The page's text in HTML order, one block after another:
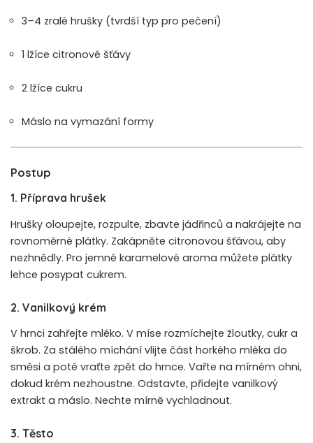
3–4 zralé hrušky (tvrdší typ pro pečení)
1 lžíce citronové šťávy
2 lžíce cukru
Máslo na vymazání formy
Postup
1. Příprava hrušek
Hrušky oloupejte, rozpulte, zbavte jádřinců a nakrájejte na
rovnoměrné plátky. Zakápněte citronovou šťávou, aby
nezhnědly. Pro jemné karamelové aroma můžete plátky
lehce posypat cukrem.
2. Vanilkový krém
V hrnci zahřejte mléko. V míse rozmíchejte žloutky, cukr a
škrob. Za stálého míchání vlijte část horkého mléka do
směsi a poté vraťte zpět do hrnce. Vařte na mírném ohni,
dokud krém nezhoustne. Odstavte, přidejte vanilkový
extrakt a máslo. Nechte mírně vychladnout.
3. Těsto